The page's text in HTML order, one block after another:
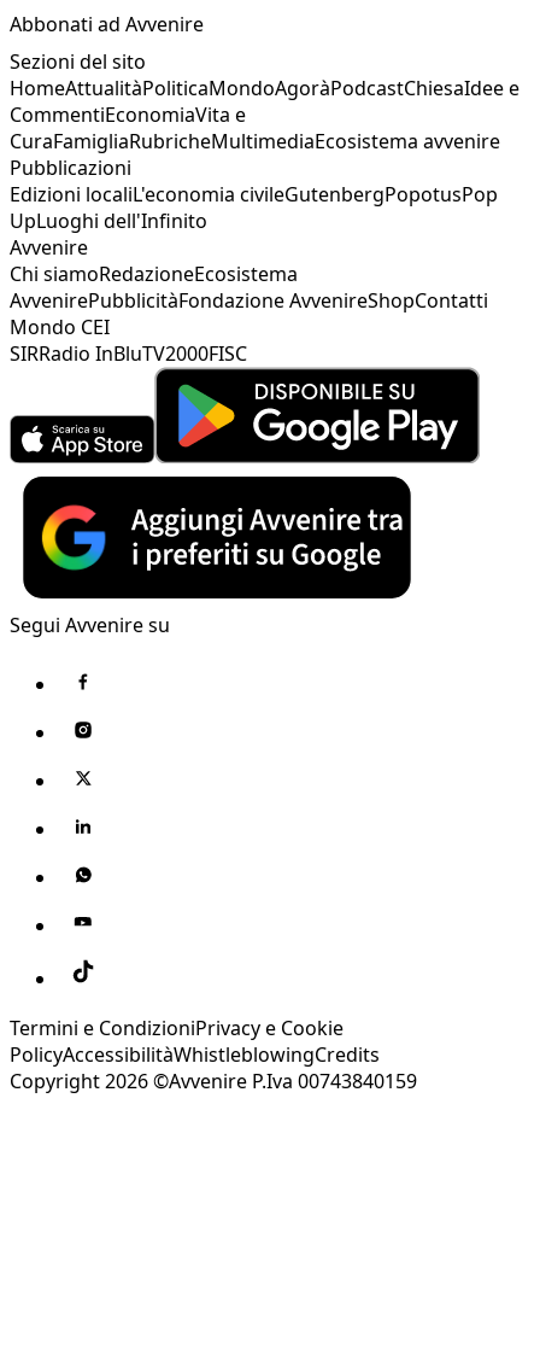
Abbonati ad Avvenire
Sezioni del sito
HomeAttualitàPoliticaMondoAgoràPodcastChiesaIdee e
CommentiEconomiaVita e
CuraFamigliaRubricheMultimediaEcosistema avvenire
Pubblicazioni
Edizioni localiL'economia civileGutenbergPopotusPop
UpLuoghi dell'Infinito
Avvenire
Chi siamoRedazioneEcosistema
AvvenirePubblicitàFondazione AvvenireShopContatti
Mondo CEI
SIRRadio InBluTV2000FISC
Segui Avvenire su
Termini e CondizioniPrivacy e Cookie
PolicyAccessibilitàWhistleblowingCredits
Copyright 2026 ©Avvenire P.Iva 00743840159